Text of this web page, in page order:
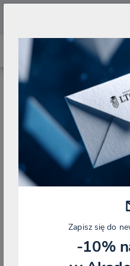
Wszystko Na
Wybierz kategorię
Zapisz się do
-10%